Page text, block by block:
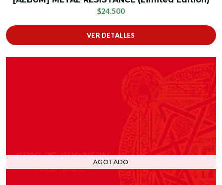
$24.500
VER DETALLES
AGOTADO